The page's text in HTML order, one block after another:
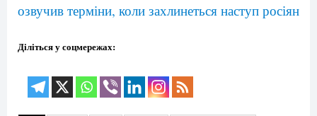
озвучив терміни, коли захлинеться наступ росіян
Діліться у соцмережах: